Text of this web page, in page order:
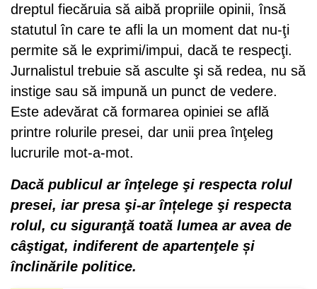
dreptul fiecăruia să aibă propriile opinii, însă
statutul în care te afli la un moment dat nu-ţi
permite să le exprimi/impui, dacă te respecţi.
Jurnalistul trebuie să asculte şi să redea, nu să
instige sau să impună un punct de vedere.
Este adevărat că formarea opiniei se află
printre rolurile presei, dar unii prea înţeleg
lucrurile mot-a-mot.
Dacă publicul ar înţelege şi respecta rolul
presei, iar presa şi-ar înțelege şi respecta
rolul, cu siguranţă toată lumea ar avea de
câştigat, indiferent de apartenţele și
înclinările politice.